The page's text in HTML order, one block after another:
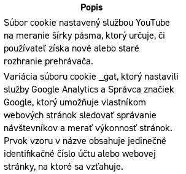
Popis
Súbor cookie nastavený službou YouTube
na meranie šírky pásma, ktorý určuje, či
používateľ získa nové alebo staré
rozhranie prehrávača.
Variácia súboru cookie _gat, ktorý nastavili
služby Google Analytics a Správca značiek
Google, ktorý umožňuje vlastníkom
webových stránok sledovať správanie
návštevníkov a merať výkonnosť stránok.
Prvok vzoru v názve obsahuje jedinečné
identifikačné číslo účtu alebo webovej
stránky, na ktoré sa vzťahuje.